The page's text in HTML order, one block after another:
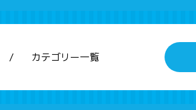
カテゴリー一覧